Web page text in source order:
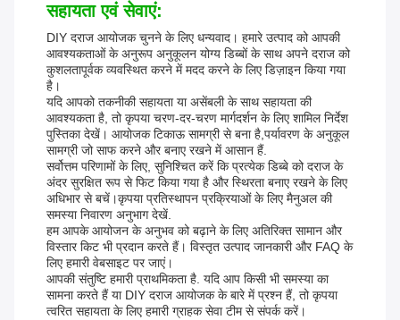
सहायता एवं सेवाएं:
DIY दराज आयोजक चुनने के लिए धन्यवाद। हमारे उत्पाद को आपकी
आवश्यकताओं के अनुरूप अनुकूलन योग्य डिब्बों के साथ अपने दराज को
कुशलतापूर्वक व्यवस्थित करने में मदद करने के लिए डिज़ाइन किया गया
है।
यदि आपको तकनीकी सहायता या असेंबली के साथ सहायता की
आवश्यकता है, तो कृपया चरण-दर-चरण मार्गदर्शन के लिए शामिल निर्देश
पुस्तिका देखें। आयोजक टिकाऊ सामग्री से बना है,पर्यावरण के अनुकूल
सामग्री जो साफ करने और बनाए रखने में आसान हैं.
सर्वोत्तम परिणामों के लिए, सुनिश्चित करें कि प्रत्येक डिब्बे को दराज के
अंदर सुरक्षित रूप से फिट किया गया है और स्थिरता बनाए रखने के लिए
अधिभार से बचें।कृपया प्रतिस्थापन प्रक्रियाओं के लिए मैनुअल की
समस्या निवारण अनुभाग देखें.
हम आपके आयोजन के अनुभव को बढ़ाने के लिए अतिरिक्त सामान और
विस्तार किट भी प्रदान करते हैं। विस्तृत उत्पाद जानकारी और FAQ के
लिए हमारी वेबसाइट पर जाएं।
आपकी संतुष्टि हमारी प्राथमिकता है. यदि आप किसी भी समस्या का
सामना करते हैं या DIY दराज आयोजक के बारे में प्रश्न हैं, तो कृपया
त्वरित सहायता के लिए हमारी ग्राहक सेवा टीम से संपर्क करें।